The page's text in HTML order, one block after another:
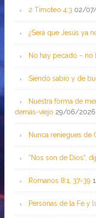
2 Timoteo 4:3 02/
¿Será que Jesús ya
No hay pecado – no
Siendo sabio y de
Nuestra forma de
demás-viejo 29/06/2026
Nunca reniegues de
“Nos son de Dios”,
Romanos 8:1, 37-39
Personas de la Fe y